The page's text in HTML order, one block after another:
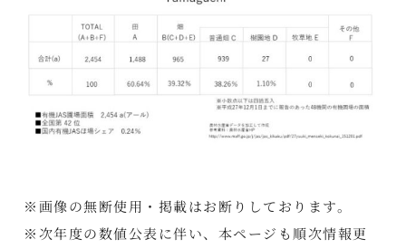
※画像の無断使用・掲載はお断りしております。
※次年度の数値公表に伴い、本ページも順次情報更